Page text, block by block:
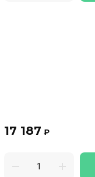
17 187 ₽